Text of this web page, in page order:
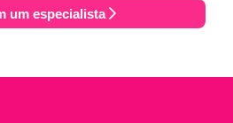
um especialista